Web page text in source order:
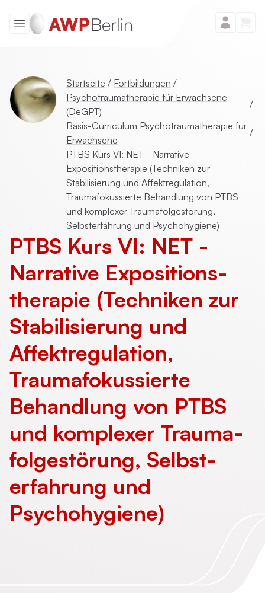
Startseite / Fortbildungen /
Psychotraumatherapie für Erwachsene
(DeGPT)
/
Basis-Curriculum Psychotraumatherapie für
Erwachsene
/
PTBS Kurs VI: NET - Narrative
Expositionstherapie (Techniken zur
Stabilisierung und Affektregulation,
Traumafokussierte Behandlung von PTBS
und komplexer Traumafolgestörung,
Selbsterfahrung und Psychohygiene)
PTBS Kurs VI: NET -
Narrative Expositions­
therapie (Techniken zur
Stabilisierung und
Affektregulation,
Trauma­fokussierte
Behandlung von PTBS
und komplexer Trauma­
folge­störung, Selbst­
erfahrung und
Psychohygiene)